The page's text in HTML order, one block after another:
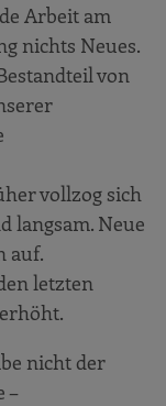
Arbeit am
nichts Neues.
von
vollzog sich
langsam. Neue
auf.
letzten
nicht der
–